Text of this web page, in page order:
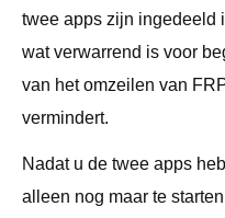
twee apps zijn ingedeeld
wat verwarrend is voor
van het omzeilen van
vermindert.
Nadat u de twee apps
alleen nog maar te